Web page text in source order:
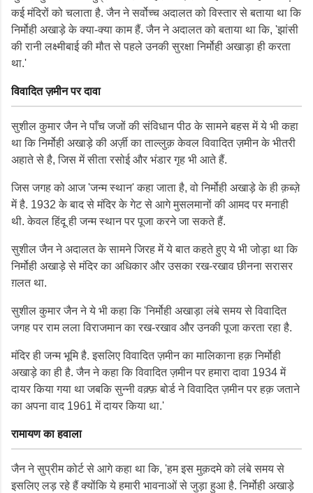
कई मंदिरों को चलाता है. जैन ने सर्वोच्च अदालत को विस्तार से बताया था कि
निर्मोही अखाड़े के क्या-क्या काम हैं. जैन ने अदालत को बताया था कि, 'झांसी
की रानी लक्ष्मीबाई की मौत से पहले उनकी सुरक्षा निर्मोही अखाड़ा ही करता
था.'
विवादित ज़मीन पर दावा
सुशील कुमार जैन ने पाँच जजों की संविधान पीठ के सामने बहस में ये भी कहा
था कि निर्मोही अखाड़े की अर्ज़ी का ताल्लुक़ केवल विवादित ज़मीन के भीतरी
अहाते से है, जिस में सीता रसोई और भंडार गृह भी आते हैं.
जिस जगह को आज 'जन्म स्थान' कहा जाता है, वो निर्मोही अखाड़े के ही क़ब्ज़े
में है. 1932 के बाद से मंदिर के गेट से आगे मुसलमानों की आमद पर मनाही
थी. केवल हिंदू ही जन्म स्थान पर पूजा करने जा सकते हैं.
सुशील जैन ने अदालत के सामने जिरह में ये बात कहते हुए ये भी जोड़ा था कि
निर्मोही अखाड़े से मंदिर का अधिकार और उसका रख-रखाव छीनना सरासर
ग़लत था.
सुशील कुमार जैन ने ये भी कहा कि 'निर्मोही अखाड़ा लंबे समय से विवादित
जगह पर राम लला विराजमान का रख-रखाव और उनकी पूजा करता रहा है.
मंदिर ही जन्म भूमि है. इसलिए विवादित ज़मीन का मालिकाना हक़ निर्मोही
अखाड़े का ही है. जैन ने कहा कि विवादित ज़मीन पर हमारा दावा 1934 में
दायर किया गया था जबकि सुन्नी वक़्फ़ बोर्ड ने विवादित ज़मीन पर हक़ जताने
का अपना वाद 1961 में दायर किया था.'
रामायण का हवाला
जैन ने सुप्रीम कोर्ट से आगे कहा था कि, 'हम इस मुक़दमे को लंबे समय से
इसलिए लड़ रहे हैं क्योंकि ये हमारी भावनाओं से जुड़ा हुआ है. निर्मोही अखाड़े